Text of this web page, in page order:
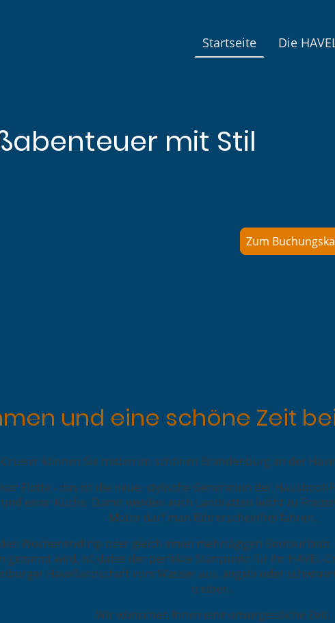
Startseite Die
mit Stil
Zum
und eine schöne Zeit
Cruiser können Sie mitten im schönen Brandenburg an der
Flotte - das ist die neue, stylische Generation der
einer Küche. Damit werden auch Landratten leicht zu
Motor darf man führerscheinfrei fahren.
Wochenendtrip oder gleich einen mehrtägigen
genannt wird, ist dabei der perfekte Startpunkt für Ihr HAVEL-
Havellandschaft vom Wasser aus, angeln oder
treiben.
Wir wünschen Ihnen eine unvergessliche Zeit.